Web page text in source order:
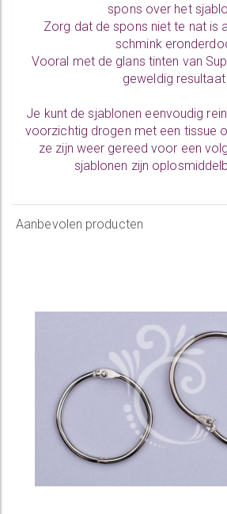
spons over het
Zorg dat de spons niet te nat is
schmink
Vooral met de glans tinten van
geweldig resultaat
Je kunt de sjablonen eenvoudig
voorzichtig drogen met een tissue
ze zijn weer gereed voor een
sjablonen zijn
Aanbevolen producten